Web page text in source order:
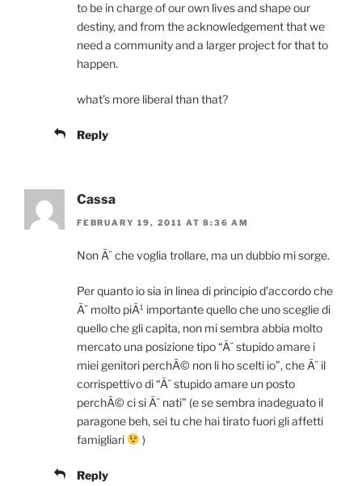
to be in charge of our own lives and shape our
destiny, and from the acknowledgement that we
need a community and a larger project for that to
happen.
what’s more liberal than that?
Reply
Cassa
FEBRUARY 19, 2011 AT 8:36 AM
Non Ã¨ che voglia trollare, ma un dubbio mi sorge.
Per quanto io sia in linea di principio d’accordo che
Ã¨ molto piÃ¹ importante quello che uno sceglie di
quello che gli capita, non mi sembra abbia molto
mercato una posizione tipo “Ã¨ stupido amare i
miei genitori perchÃ© non li ho scelti io”, che Ã¨ il
corrispettivo di “Ã¨ stupido amare un posto
perchÃ© ci si Ã¨ nati” (e se sembra inadeguato il
paragone beh, sei tu che hai tirato fuori gli affetti
famigliari
)
Reply